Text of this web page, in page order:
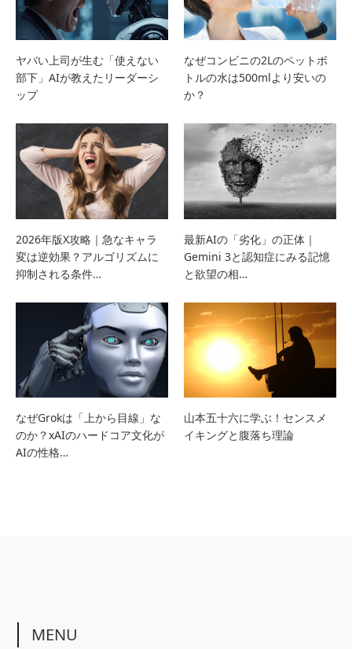
ヤバい上司が生む「使えない
部下」AIが教えたリーダーシ
ップ
なぜコンビニの2Lのペットボ
トルの水は500mlより安いの
か？
2026年版X攻略｜急なキャラ
変は逆効果？アルゴリズムに
抑制される条件…
最新AIの「劣化」の正体｜
Gemini 3と認知症にみる記憶
と欲望の相…
なぜGrokは「上から目線」な
のか？xAIのハードコア文化が
AIの性格…
山本五十六に学ぶ！センスメ
イキングと腹落ち理論
MENU